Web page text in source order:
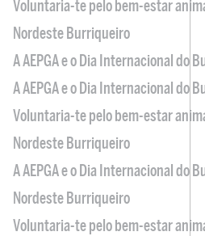
Voluntaria-te pelo bem-estar
Nordeste Burriqueiro
A AEPGA e o Dia Internacional do
A AEPGA e o Dia Internacional do
Voluntaria-te pelo bem-estar
Nordeste Burriqueiro
A AEPGA e o Dia Internacional do
Nordeste Burriqueiro
Voluntaria-te pelo bem-estar